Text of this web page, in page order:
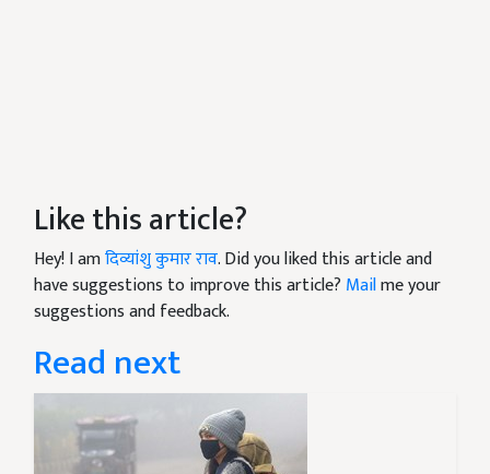
Like this article?
Hey! I amदिव्यांशु कुमार राव. Did you liked this article and
have suggestions to improve this article? Mailme your
suggestions and feedback.
Read next